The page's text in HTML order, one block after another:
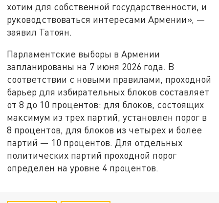
хотим для собственной государственности, и
руководствоваться интересами Армении», —
заявил Татоян.
Парламентские выборы в Армении
запланированы на 7 июня 2026 года. В
соответствии с новыми правилами, проходной
барьер для избирательных блоков составляет
от 8 до 10 процентов: для блоков, состоящих
максимум из трех партий, установлен порог в
8 процентов, для блоков из четырех и более
партий — 10 процентов. Для отдельных
политических партий проходной порог
определен на уровне 4 процентов.